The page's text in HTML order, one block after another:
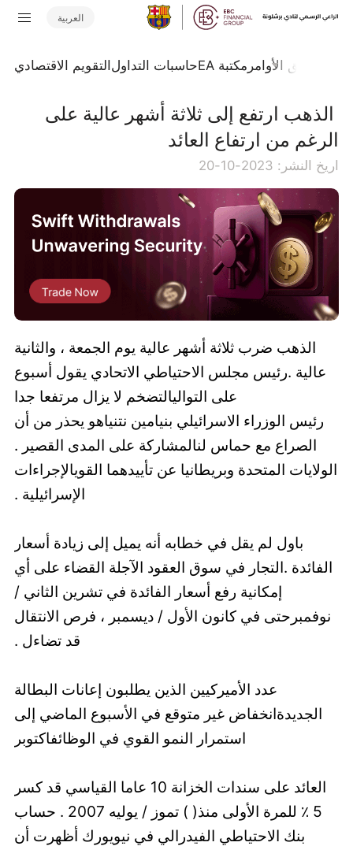
العربية
تدفق الأوامر مكتبة EA حاسبات التداولالتقويم الاقتصادي
​ الذهب ارتفع إلى ثلاثة أشهر عالية على
الرغم من ارتفاع العائد
اريخ النشر: 2023-10-20
الذهب ضرب ثلاثة أشهر عالية يوم الجمعة ، والثانية
عالية .رئيس مجلس الاحتياطي الاتحادي يقول أسبوع
على التواليالتضخم لا يزال مرتفعا جدا
رئيس الوزراء الاسرائيلي بنيامين نتنياهو يحذر من أن
الصراع مع حماس لنالمشاركة على المدى القصير .
الولايات المتحدة وبريطانيا عن تأييدهما القويالإجراءات
الإسرائيلية .
باول لم يقل في خطابه أنه يميل إلى زيادة أسعار
الفائدة .التجار في سوق العقود الآجلة القضاء على أي
إمكانية رفع أسعار الفائدة في تشرين الثاني /
نوفمبرحتى في كانون الأول / ديسمبر ، فرص الانتقال
قد تضاءل .
عدد الأميركيين الذين يطلبون إعانات البطالة
الجديدةانخفاض غير متوقع في الأسبوع الماضي إلى
استمرار النمو القوي في الوظائفاكتوبر
العائد على سندات الخزانة 10 عاما القياسي قد كسر
5 ٪ للمرة الأولى منذ( ) تموز / يوليه 2007 . حساب
بنك الاحتياطي الفيدرالي في نيويورك أظهرت أن